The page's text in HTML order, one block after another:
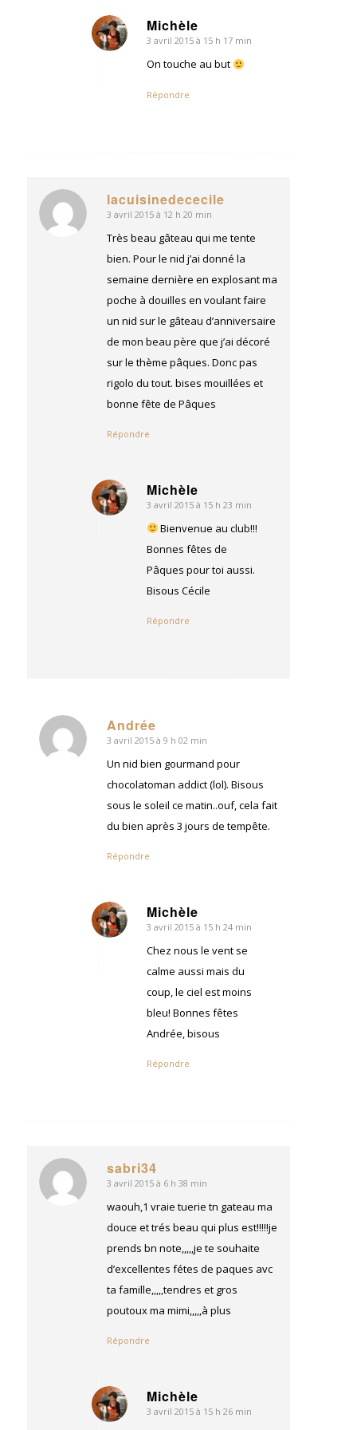
Michèle
dit
3 avril 2015 à 15 h 17 min
On touche au but
Répondre
lacuisinedececile
dit
:
3 avril 2015 à 12 h 20 min
Très beau gâteau qui me tente
bien. Pour le nid j’ai donné la
semaine dernière en explosant ma
poche à douilles en voulant faire
un nid sur le gâteau d’anniversaire
de mon beau père que j’ai décoré
sur le thème pâques. Donc pas
rigolo du tout. bises mouillées et
bonne fête de Pâques
Répondre
Michèle
dit
3 avril 2015 à 15 h 23 min
Bienvenue au club!!!
Bonnes fêtes de
Pâques pour toi aussi.
Bisous Cécile
Répondre
Andrée
dit
:
3 avril 2015 à 9 h 02 min
Un nid bien gourmand pour
chocolatoman addict (lol). Bisous
sous le soleil ce matin..ouf, cela fait
du bien après 3 jours de tempête.
Répondre
Michèle
dit
3 avril 2015 à 15 h 24 min
Chez nous le vent se
calme aussi mais du
coup, le ciel est moins
bleu! Bonnes fêtes
Andrée, bisous
Répondre
sabri34
dit
:
3 avril 2015 à 6 h 38 min
waouh,1 vraie tuerie tn gateau ma
douce et trés beau qui plus est!!!!!je
prends bn note,,,,,je te souhaite
d’excellentes fétes de paques avc
ta famille,,,,,tendres et gros
poutoux ma mimi,,,,,à plus
Répondre
Michèle
dit
3 avril 2015 à 15 h 26 min